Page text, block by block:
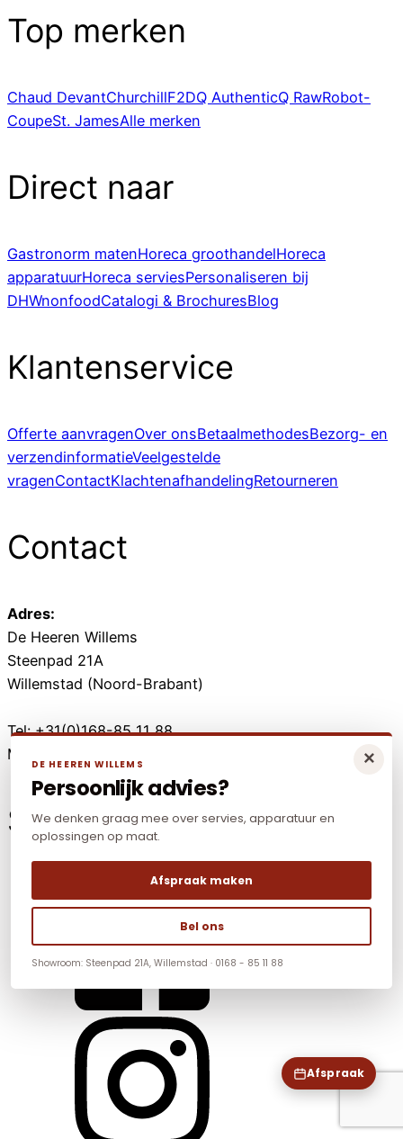
Top merken
Chaud DevantChurchillF2DQ AuthenticQ RawRobot-
CoupeSt. JamesAlle merken
Direct naar
Gastronorm matenHoreca groothandelHoreca
apparatuurHoreca serviesPersonaliseren bij
DHWnonfoodCatalogi & BrochuresBlog
Klantenservice
Offerte aanvragenOver onsBetaalmethodesBezorg- en
verzendinformatieVeelgestelde
vragenContactKlachtenafhandelingRetourneren
Contact
Adres:
De Heeren Willems
Steenpad 21A
Willemstad (Noord-Brabant)
Tel: +31(0)168-85 11 88
Mail:
Social Media
Afspraak
×
DE HEEREN WILLEMS
Persoonlijk advies?
We denken graag mee over servies, apparatuur en
oplossingen op maat.
Afspraak maken
Bel ons
Showroom: Steenpad 21A, Willemstad · 0168 - 85 11 88